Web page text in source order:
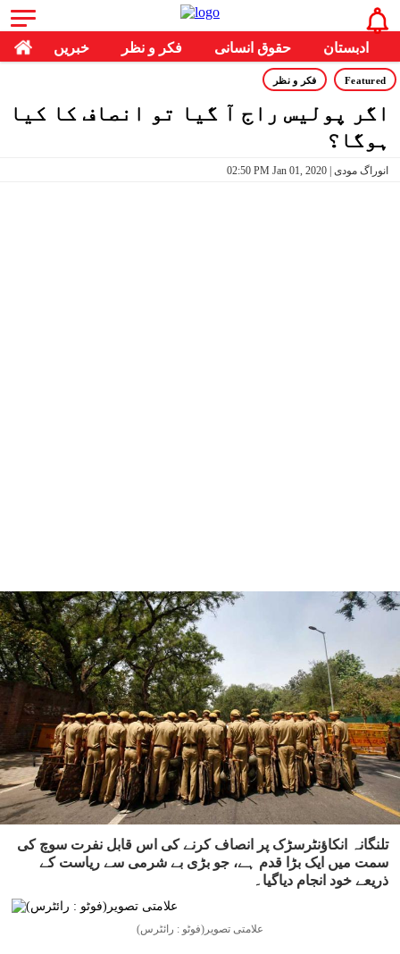
خبریں فکر و نظر حقوق انسانی ادبستان
Featured فکر و نظر
اگر پولیس راج آ گیا تو انصاف کا کیا
ہوگا؟
02:50 PM Jan 01, 2020 | انوراگ مودی
تلنگانہ انکاؤنٹرسڑک پر انصاف کرنے کی اس قابل نفرت سوچ کی
سمت میں ایک بڑا قدم ہے، جو بڑی بے شرمی سے ریاست کے
ذریعے خود انجام دیاگیا۔
علامتی تصویر(فوٹو : رائٹرس)